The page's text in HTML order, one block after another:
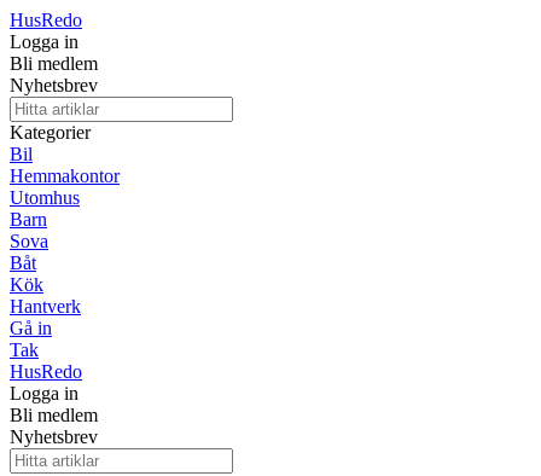
HusRedo
Logga in
Bli medlem
Nyhetsbrev
Kategorier
Bil
Hemmakontor
Utomhus
Barn
Sova
Båt
Kök
Hantverk
Gå in
Tak
HusRedo
Logga in
Bli medlem
Nyhetsbrev